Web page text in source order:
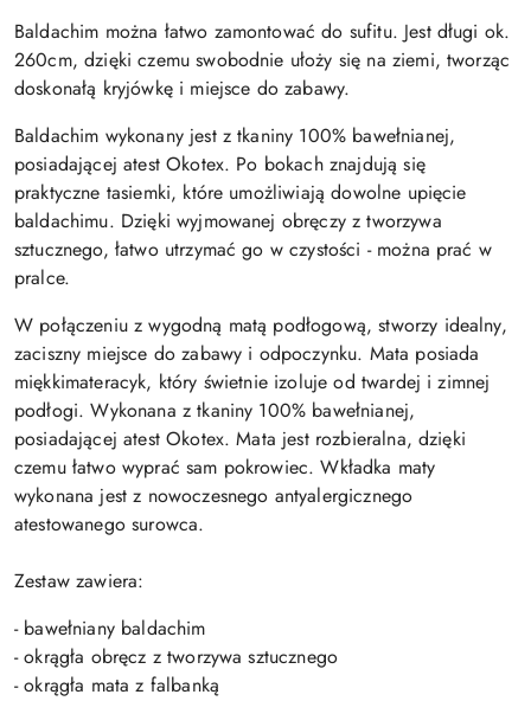
Baldachim można łatwo zamontować do sufitu. Jest długi ok.
260cm, dzięki czemu swobodnie ułoży się na ziemi, tworząc
doskonałą kryjówkę i miejsce do zabawy.
Baldachim wykonany jest z tkaniny 100% bawełnianej,
posiadającej atest Okotex. Po bokach znajdują się
praktyczne tasiemki, które umożliwiają dowolne upięcie
baldachimu. Dzięki wyjmowanej obręczy z tworzywa
sztucznego, łatwo utrzymać go w czystości - można prać w
pralce.
W połączeniu z wygodną matą podłogową, stworzy idealny,
zaciszny miejsce do zabawy i odpoczynku. Mata posiada
miękkimateracyk, który świetnie izoluje od twardej i zimnej
podłogi. Wykonana z tkaniny 100% bawełnianej,
posiadającej atest Okotex. Mata jest rozbieralna, dzięki
czemu łatwo wyprać sam pokrowiec. Wkładka maty
wykonana jest z nowoczesnego antyalergicznego
atestowanego surowca.
Zestaw zawiera:
- bawełniany baldachim
- okrągła obręcz z tworzywa sztucznego
- okrągła mata z falbanką